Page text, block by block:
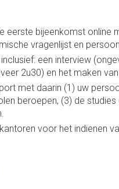
eerste bijeenkomst online
vragenlijst en
een interview
2u30) en het maken
met daarin (1) uw
beroepen, (3) de
voor het indienen